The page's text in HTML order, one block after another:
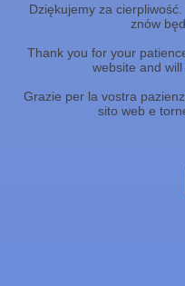
Dziękujemy za
znów
Thank you for your
website and
Grazie per la vostra
sito web e